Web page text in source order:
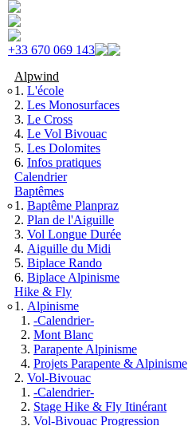
Skip to navigation
Aller au contenu principal
+33 670 069 143
Alpwind
L'école
Les Monosurfaces
Le Cross
Le Vol Bivouac
Les Dolomites
Infos pratiques
Calendrier
Baptêmes
Baptême Planpraz
Plan de l'Aiguille
Vol Longue Durée
Aiguille du Midi
Biplace Rando
Biplace Alpinisme
Hike & Fly
Alpinisme
-Calendrier-
Mont Blanc
Parapente Alpinisme
Projets Parapente & Alpinisme
Vol-Bivouac
-Calendrier-
Stage Hike & Fly Itinérant
Vol-Bivouac Progression